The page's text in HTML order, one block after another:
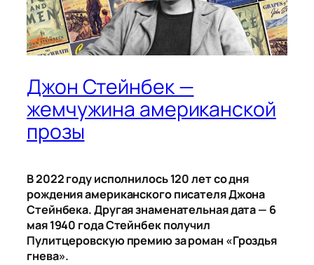
Джон Стейнбек —
жемчужина американской
прозы
В 2022 году исполнилось 120 лет со дня
рождения американского писателя Джона
Стейнбека. Другая знаменательная дата — 6
мая 1940 года Стейнбек получил
Пулитцеровскую премию за роман «Гроздья
гнева».